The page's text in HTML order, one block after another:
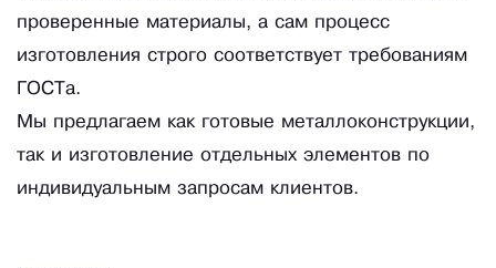
проверенные материалы, а сам процесс
изготовления строго соответствует требованиям
ГОСТа.
Мы предлагаем как готовые металлоконструкции,
так и изготовление отдельных элементов по
индивидуальным запросам клиентов.